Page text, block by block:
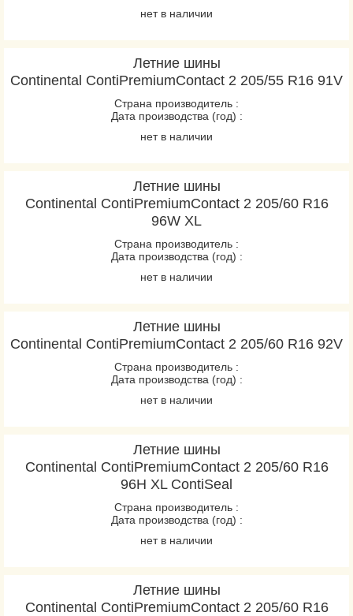
нет в наличии
Летние шины
Continental ContiPremiumContact 2 205/55 R16 91V
Страна производитель :
Дата производства (год) :
нет в наличии
Летние шины
Continental ContiPremiumContact 2 205/60 R16
96W XL
Страна производитель :
Дата производства (год) :
нет в наличии
Летние шины
Continental ContiPremiumContact 2 205/60 R16 92V
Страна производитель :
Дата производства (год) :
нет в наличии
Летние шины
Continental ContiPremiumContact 2 205/60 R16
96H XL ContiSeal
Страна производитель :
Дата производства (год) :
нет в наличии
Летние шины
Continental ContiPremiumContact 2 205/60 R16